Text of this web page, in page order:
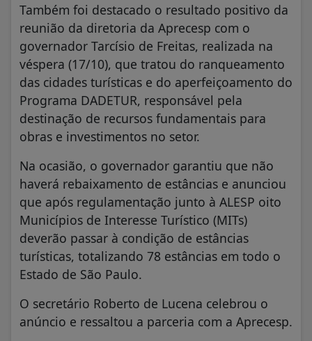
Também foi destacado o resultado positivo da
reunião da diretoria da Aprecesp com o
governador Tarcísio de Freitas, realizada na
véspera (17/10), que tratou do ranqueamento
das cidades turísticas e do aperfeiçoamento do
Programa DADETUR, responsável pela
destinação de recursos fundamentais para
obras e investimentos no setor.
Na ocasião, o governador garantiu que não
haverá rebaixamento de estâncias e anunciou
que após regulamentação junto à ALESP oito
Municípios de Interesse Turístico (MITs)
deverão passar à condição de estâncias
turísticas, totalizando 78 estâncias em todo o
Estado de São Paulo.
O secretário Roberto de Lucena celebrou o
anúncio e ressaltou a parceria com a Aprecesp.